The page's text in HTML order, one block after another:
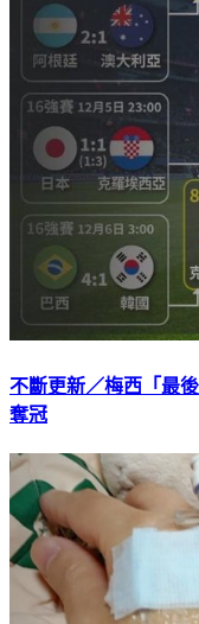
不斷更新／梅西「最
奪冠